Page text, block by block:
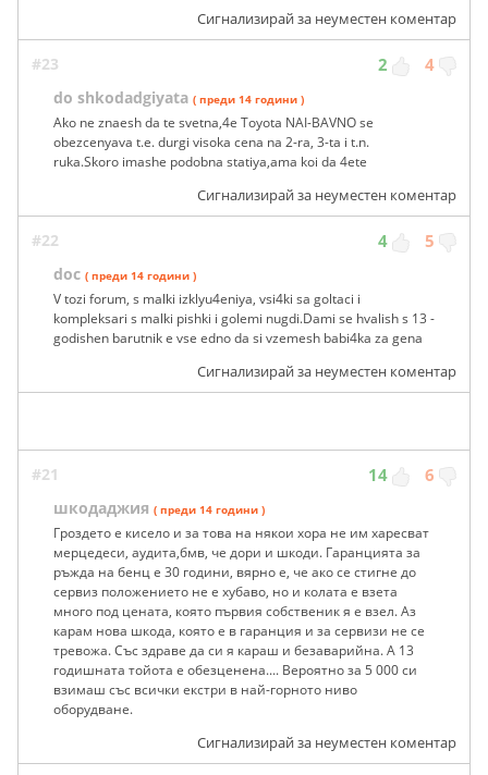
Сигнализирай за неуместен коментар
#23 2 4
do shkodadgiyata ( преди 14 години )
Ako ne znaesh da te svetna,4e Toyota NAI-BAVNO se
obezcenyava t.e. durgi visoka cena na 2-ra, 3-ta i t.n.
ruka.Skoro imashe podobna statiya,ama koi da 4ete
Сигнализирай за неуместен коментар
#22 4 5
doc ( преди 14 години )
V tozi forum, s malki izklyu4eniya, vsi4ki sa goltaci i
kompleksari s malki pishki i golemi nugdi.Dami se hvalish s 13 -
godishen barutnik e vse edno da si vzemesh babi4ka za gena
Сигнализирай за неуместен коментар
#21 14 6
шкодаджия ( преди 14 години )
Гроздето е кисело и за това на някои хора не им харесват
мерцедеси, аудита,бмв, че дори и шкоди. Гаранцията за
ръжда на бенц е 30 години, вярно е, че ако се стигне до
сервиз положението не е хубаво, но и колата е взета
много под цената, която първия собственик я е взел. Аз
карам нова шкода, която е в гаранция и за сервизи не се
тревожа. Със здраве да си я караш и безаварийна. А 13
годишната тойота е обезценена.... Вероятно за 5 000 си
взимаш със всички екстри в най-горното ниво
оборудване.
Сигнализирай за неуместен коментар